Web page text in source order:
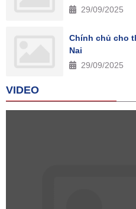
29/09/2025
Chính chủ cho
Nai
29/09/2025
VIDEO